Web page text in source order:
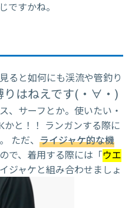
ですかね。
ると如何にも渓流や管釣り
りはねえです(・∀・)
、サーフとか。使いたい・
と！！ ランガンする際に
ただ、 ライジャケ的な機
ので、着用する際には「ウエ
ジャケと組み合わせましょ